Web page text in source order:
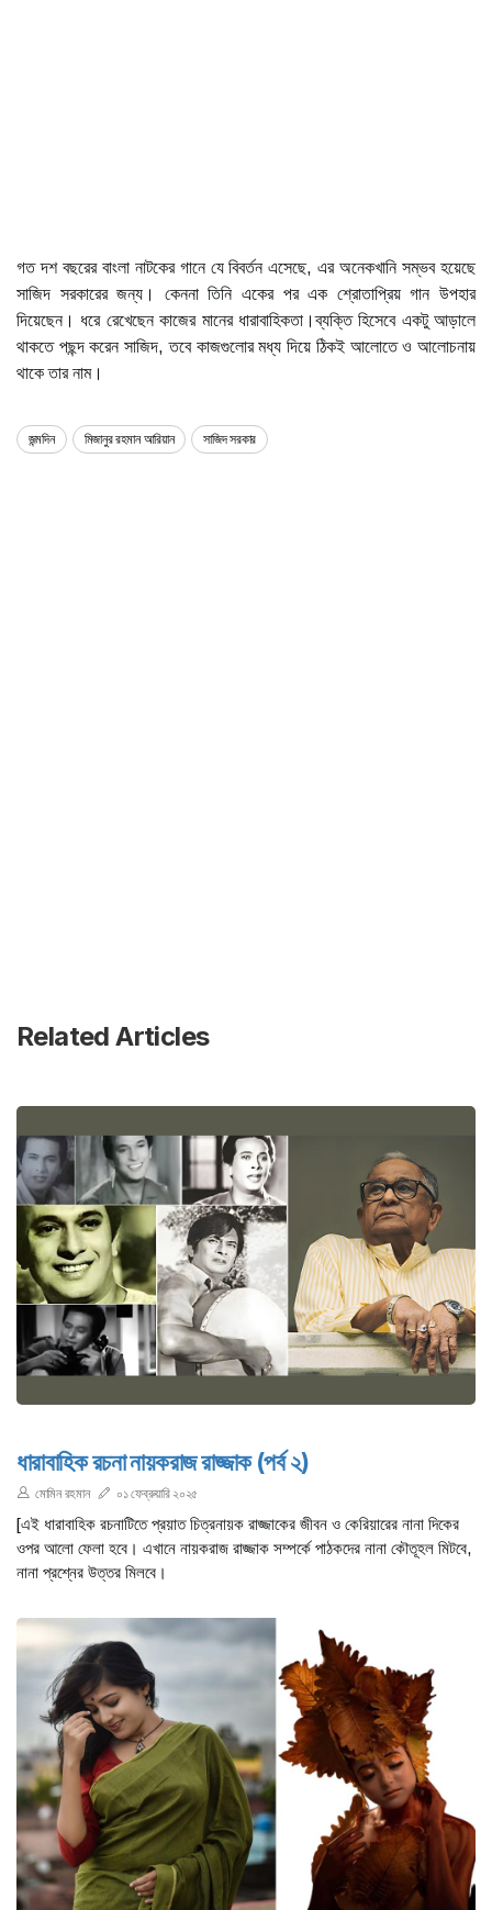
গত দশ বছরের বাংলা নাটকের গানে যে বিবর্তন এসেছে, এর অনেকখানি সম্ভব হয়েছে
সাজিদ সরকারের জন্য। কেননা তিনি একের পর এক শ্রোতাপ্রিয় গান উপহার
দিয়েছেন। ধরে রেখেছেন কাজের মানের ধারাবাহিকতা।ব্যক্তি হিসেবে একটু আড়ালে
থাকতে পছন্দ করেন সাজিদ, তবে কাজগুলোর মধ্য দিয়ে ঠিকই আলোতে ও আলোচনায়
থাকে তার নাম।
জন্মদিন মিজানুর রহমান আরিয়ান সাজিদ সরকার
Related Articles
ধারাবাহিক রচনা নায়করাজ রাজ্জাক (পর্ব ২)
মোমিন রহমান ০১ ফেব্রুয়ারি ২০২৫
​​​​​​​[এই ধারাবাহিক রচনাটিতে প্রয়াত চিত্রনায়ক রাজ্জাকের জীবন ও কেরিয়ারের নানা দিকের
ওপর আলো ফেলা হবে। এখানে নায়করাজ রাজ্জাক সম্পর্কে পাঠকদের নানা কৌতূহল মিটবে,
নানা প্রশ্নের উত্তর মিলবে।